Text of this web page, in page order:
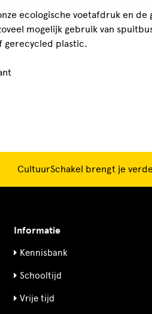
ecologische voetafdruk en de
mogelijk gebruik van
gerecycled plastic.
CultuurSchakel brengt je
Informatie
Kennisbank
Schooltijd
Vrije tijd